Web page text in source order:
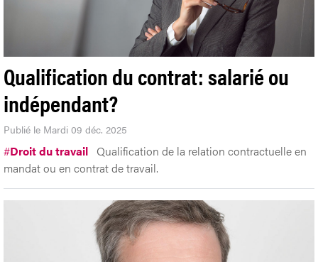
Qualification du contrat: salarié ou
indépendant?
Publié le Mardi 09 déc. 2025
#Droit du travail Qualification de la relation contractuelle en
mandat ou en contrat de travail.